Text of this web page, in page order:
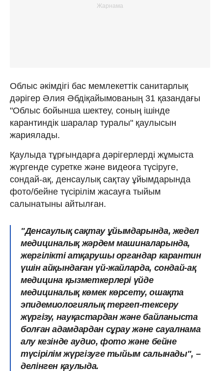
Облыс әкімдігі бас мемлекеттік санитарлық
дәрігер Әлия Әбдіқайымованың 31 қазандағы
"Облыс бойынша шектеу, соның ішінде
карантиндік шаралар туралы" қаулысын
жариялады.
Қаулыда тұрғындарға дәрігерлерді жұмыста
жүргенде суретке және видеоға түсіруге,
сондай-ақ, денсаулық сақтау ұйымдарында
фото/бейне түсірілім жасауға тыйым
салынатыны айтылған.
"Денсаулық сақтау ұйымдарында, жедел
медициналық жәрдем машиналарында,
жергілікті атқарушы органдар карантин
үшін айқындаған үй-жайларда, сондай-ақ
медицина қызметкерлері үйде
медициналық көмек көрсету, ошақта
эпидемиологиялық тергеп-тексеру
жүргізу, науқастардан және байланыста
болған адамдардан сұрау және сауалнама
алу кезінде аудио, фото және бейне
түсірілім жүргізуге тыйым салынады", –
делінген қаулыда.